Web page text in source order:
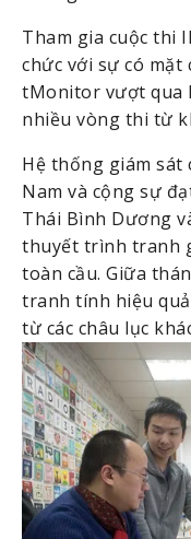
Tham gia cuộc thi
chức với sự có mặt
tMonitor vượt qua
nhiều vòng thi từ
Hệ thống giám sát
Nam và cộng sự
Thái Bình Dương
thuyết trình tranh
toàn cầu. Giữa
tranh tính hiệu
từ các châu lục